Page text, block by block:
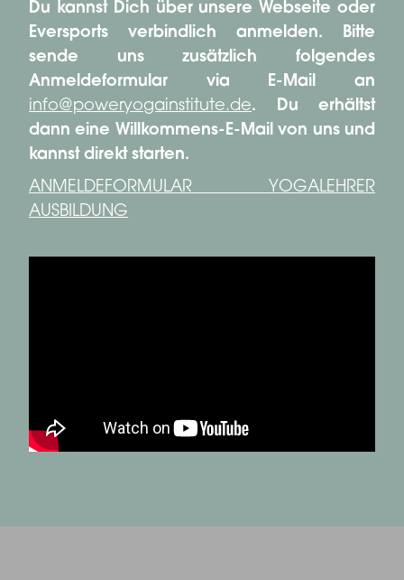
Du kannst Dich über unsere Webseite oder
Eversports verbindlich anmelden. Bitte
sende uns zusätzlich folgendes
Anmeldeformular via E-Mail an
info@poweryogainstitute.de. Du erhältst
dann eine Willkommens-E-Mail von uns und
kannst direkt starten.
ANMELDEFORMULAR YOGALEHRER
AUSBILDUNG